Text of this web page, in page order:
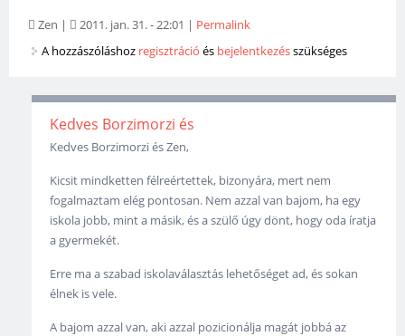
Zen | 2011. jan. 31. - 22:01 | Permalink
A hozzászóláshoz regisztráció és bejelentkezésszükséges
Kedves Borzimorzi és
Kedves Borzimorzi és Zen,
Kicsit mindketten félreértettek, bizonyára, mert nem
fogalmaztam elég pontosan. Nem azzal van bajom, ha egy
iskola jobb, mint a másik, és a szülő úgy dönt, hogy oda íratja
a gyermekét.
Erre ma a szabad iskolaválasztás lehetőséget ad, és sokan
élnek is vele.
A bajom azzal van, aki azzal pozicionálja magát jobbá az